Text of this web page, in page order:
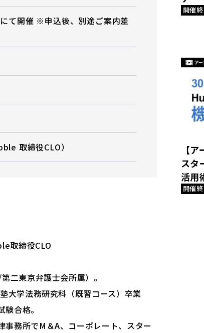
て開催 ※申込後、別途ご案内差
取締役CLO）
取締役CLO
二東京弁護士会所属）。
⼤学法務研究科（既習コース）卒業
合格。
事務所でM＆A、コーポレート、スター
開催
【
スタ
活用
開催